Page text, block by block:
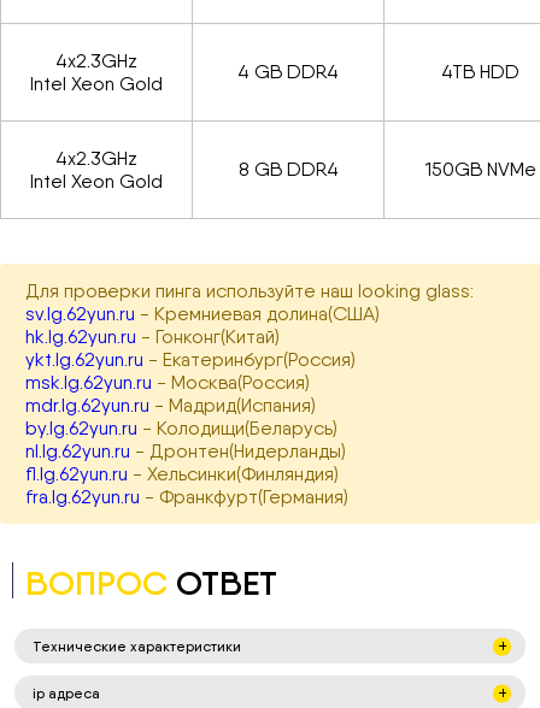
4x2.3GHz
Intel Xeon Gold
4x2.3GHz
Intel Xeon Gold
4 GB DDR4
8 GB DDR4
4TB HDD
150GB NVMe
Для проверки пинга используйте наш looking glass:
sv.lg.62yun.ru - Кремниевая долина(США)
hk.lg.62yun.ru - Гонконг(Китай)
ykt.lg.62yun.ru - Екатеринбург(Россия)
msk.lg.62yun.ru - Москва(Россия)
mdr.lg.62yun.ru - Мадрид(Испания)
by.lg.62yun.ru - Колодищи(Беларусь)
nl.lg.62yun.ru - Дронтен(Нидерланды)
fl.lg.62yun.ru - Хельсинки(Финляндия)
fra.lg.62yun.ru - Франкфурт(Германия)
ВОПРОС ОТВЕТ
Технические характеристики
ip адреса